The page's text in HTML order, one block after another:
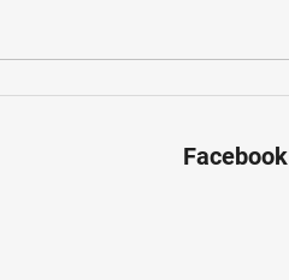
Facebook